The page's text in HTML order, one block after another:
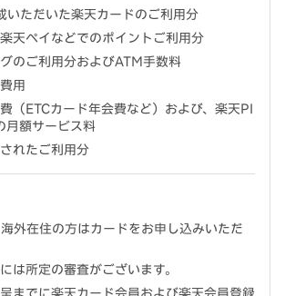
いただいた楽天カードのご利用分
天ペイなどでのポイントご利用分
のご利用分およびATM手数料
用
（ETCカード年会費など）および、楽天PI
月額サービス料
れたご利用分
外在住の方はカードをお申し込みいただ
は所定の審査がございます。